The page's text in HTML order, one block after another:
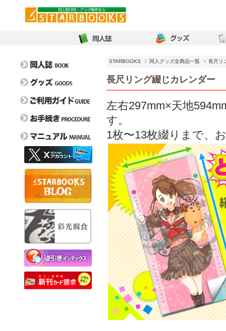
オンデマンド比較表
取扱用紙一覧
特色一覧
取り扱い箔一覧
イベントガイド
フェア情報
よくある質問
毎割60
ぼうけんのしょ
新刊カード請求/交換
データチェック編
逆引きインデックス
本づくりのいろは
STARBOOKS 同人グッズ全商品一覧 長尺リ
長尺リング綴じカレンダー
左右297mm×天地
す。
1枚〜13枚綴りまで、